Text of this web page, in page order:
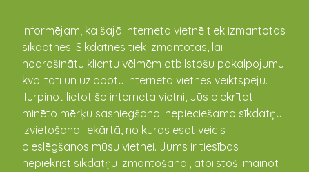
Informējam, ka šajā interneta vietnē tiek izmantotas
sīkdatnes. Sīkdatnes tiek izmantotas, lai
nodrošinātu klientu vēlmēm atbilstošu pakalpojumu
kvalitāti un uzlabotu interneta vietnes veiktspēju.
Turpinot lietot šo interneta vietni, Jūs piekrītat
minēto mērķu sasniegšanai nepieciešamo sīkdatņu
izvietošanai iekārtā, no kuras esat veicis
pieslēgšanos mūsu vietnei. Jums ir tiesības
nepiekrist sīkdatņu izmantošanai, atbilstoši mainot
kandava.lv
PASĀKUMU
KALENDĀRS